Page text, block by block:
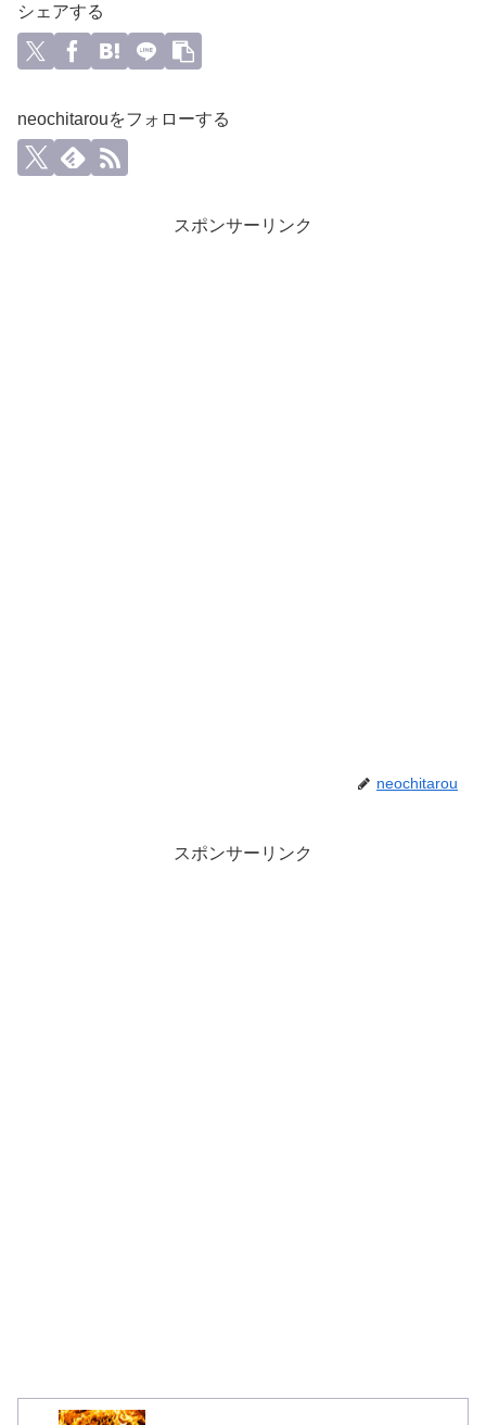
シェアする
neochitarouをフォローする
スポンサーリンク
neochitarou
スポンサーリンク